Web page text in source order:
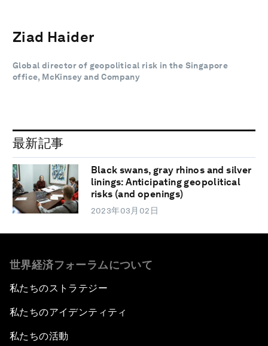
Ziad Haider
Global director of geopolitical risk in the Singapore
office, McKinsey and Company
最新記事
Black swans, gray rhinos and silver
linings: Anticipating geopolitical
risks (and openings)
2023年03月02日
世界経済フォーラムについて
私たちのストラテジー
私たちのアイデンティティ
私たちの活動